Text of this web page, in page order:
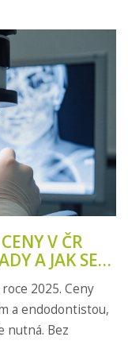
V ČR
A JAK SE
2025. Ceny
a endodontistou,
nutná. Bez